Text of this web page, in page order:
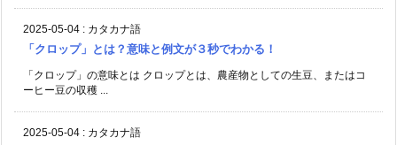
2025-05-04 : カタカナ語
「クロップ」とは？意味と例文が３秒でわかる！
「クロップ」の意味とは クロップとは、農産物としての生豆、またはコ
ーヒー豆の収穫 ...
2025-05-04 : カタカナ語